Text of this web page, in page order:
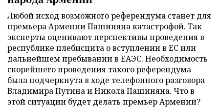
Любой исход возможного референдума станет для
премьера Армении Пашиняна катастрофой. Так
эксперты оценивают перспективы проведения в
республике плебисцита о вступлении в ЕС или
дальнейшем пребывании в ЕАЭС. Необходимость
скорейшего проведения такого референдума
была подчеркнута в ходе телефонного разговора
Владимира Путина и Никола Пашиняна. Что в
этой ситуации будет делать премьер Армении?